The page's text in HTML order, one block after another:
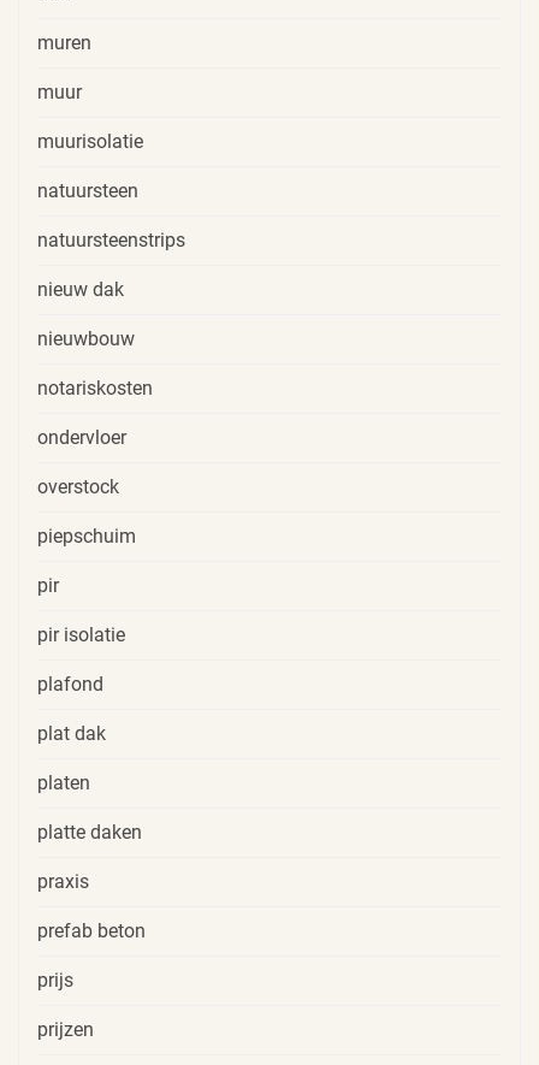
muren
muur
muurisolatie
natuursteen
natuursteenstrips
nieuw dak
nieuwbouw
notariskosten
ondervloer
overstock
piepschuim
pir
pir isolatie
plafond
plat dak
platen
platte daken
praxis
prefab beton
prijs
prijzen